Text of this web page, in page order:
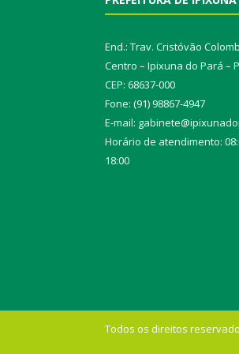
End.: Trav. Cristóvão
Centro – Ipixuna do Pará –
CEP: 68637-000
Fone: (91) 98867-4947
E-mail:
Horário de atendimento:
18:00
Todos os direitos